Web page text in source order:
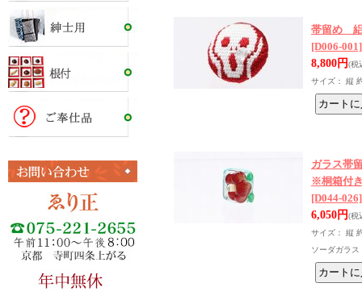
帯留め
[D006-001]
8,800円(税
サイズ： 縦
ガラス帯
※桐箱付
[D044-026]
6,050円(税
サイズ： 縦
ソーダガラス